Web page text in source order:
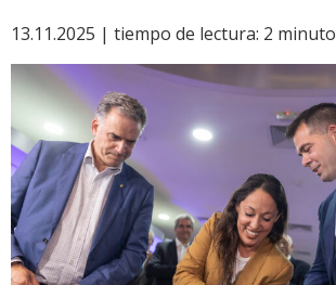
13.11.2025 | tiempo de lectura: 2